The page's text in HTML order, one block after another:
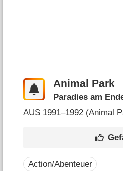
Animal Park
Paradies am
AUS 1991–1992 (Animal
Action/Abenteuer